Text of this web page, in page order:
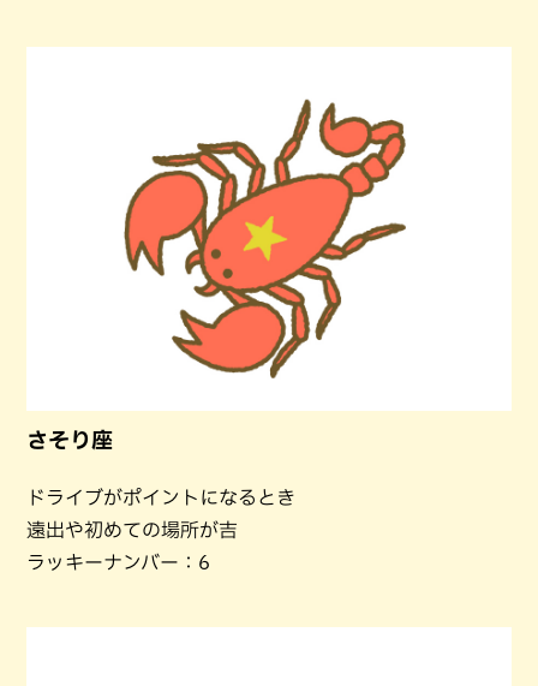
さそり座
ドライブがポイントになるとき
遠出や初めての場所が吉
ラッキーナンバー：6